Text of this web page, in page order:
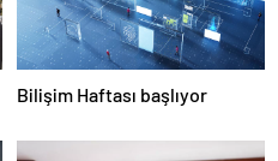
Bilişim Haftası başlıyor